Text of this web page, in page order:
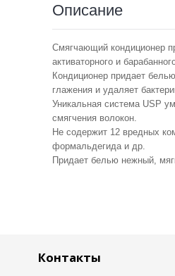
Описание
Смягчающий кондиционер
активаторного и
Кондиционер придает
глажения и удаляет
Уникальная система USP
смягчения волокон.
Не содержит 12 вредных
формальдегида и др.
Придает белью нежный,
Контакты